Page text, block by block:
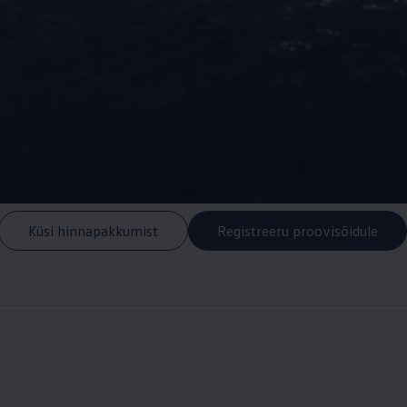
Küsi hinnapakkumist Registreeru proovisõidule